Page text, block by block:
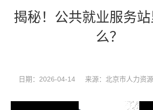
揭秘！公共就业服务
么？
日期：2026-04-14 来源：北京市人力资